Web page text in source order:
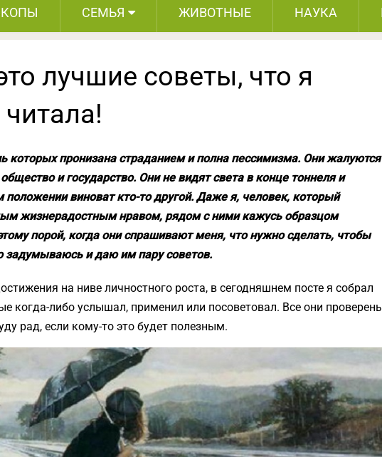
СЕМЬЯ ЖИВОТНЫЕ НАУКА
лучшие советы, что я
которых пронизана страданием и полна пессимизма. Они жалуются
и государство. Они не видят света в конце тоннеля и
положении виноват кто-то другой. Даже я, человек, который
жизнерадостным нравом, рядом с ними кажусь образцом
порой, когда они спрашивают меня, что нужно сделать, чтобы
задумываюсь и даю им пару советов.
на ниве личностного роста, в сегодняшнем посте я собрал
когда-либо услышал, применил или посоветовал. Все они
рад, если кому-то это будет полезным.